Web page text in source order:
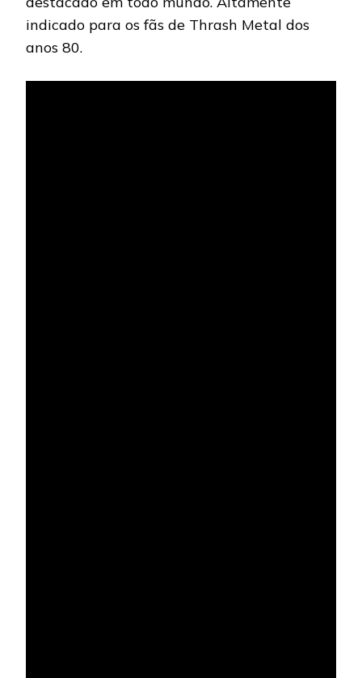
indicado para os fãs de Thrash Metal dos
anos 80.